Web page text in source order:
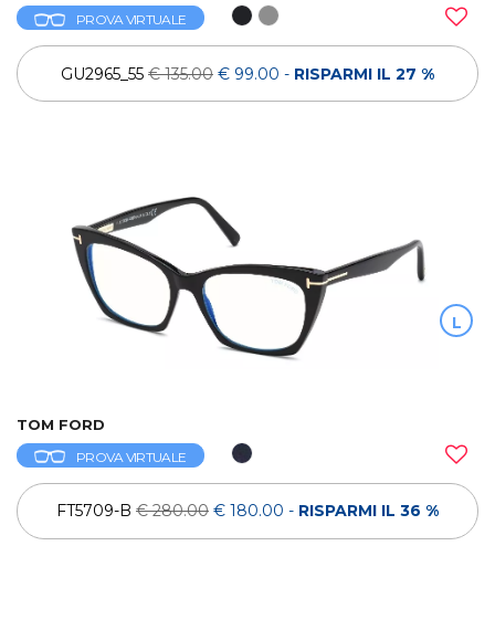
PROVA VIRTUALE
GU2965_55 € 135.00 € 99.00 - RISPARMI IL 27 %
L
TOM FORD
PROVA VIRTUALE
FT5709-B € 280.00 € 180.00 - RISPARMI IL 36 %